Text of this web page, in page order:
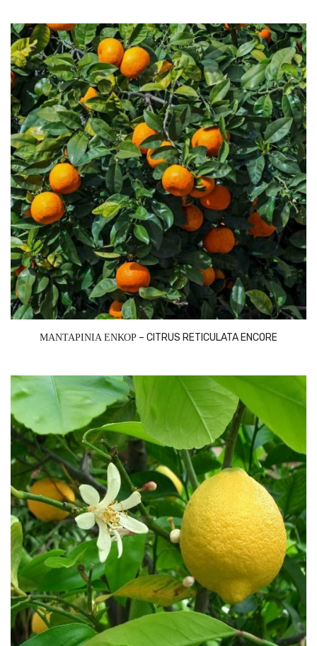
ΜΑΝΤΑΡΙΝΙΑ ΕΝΚΟΡ – CITRUS RETICULATA ENCORE